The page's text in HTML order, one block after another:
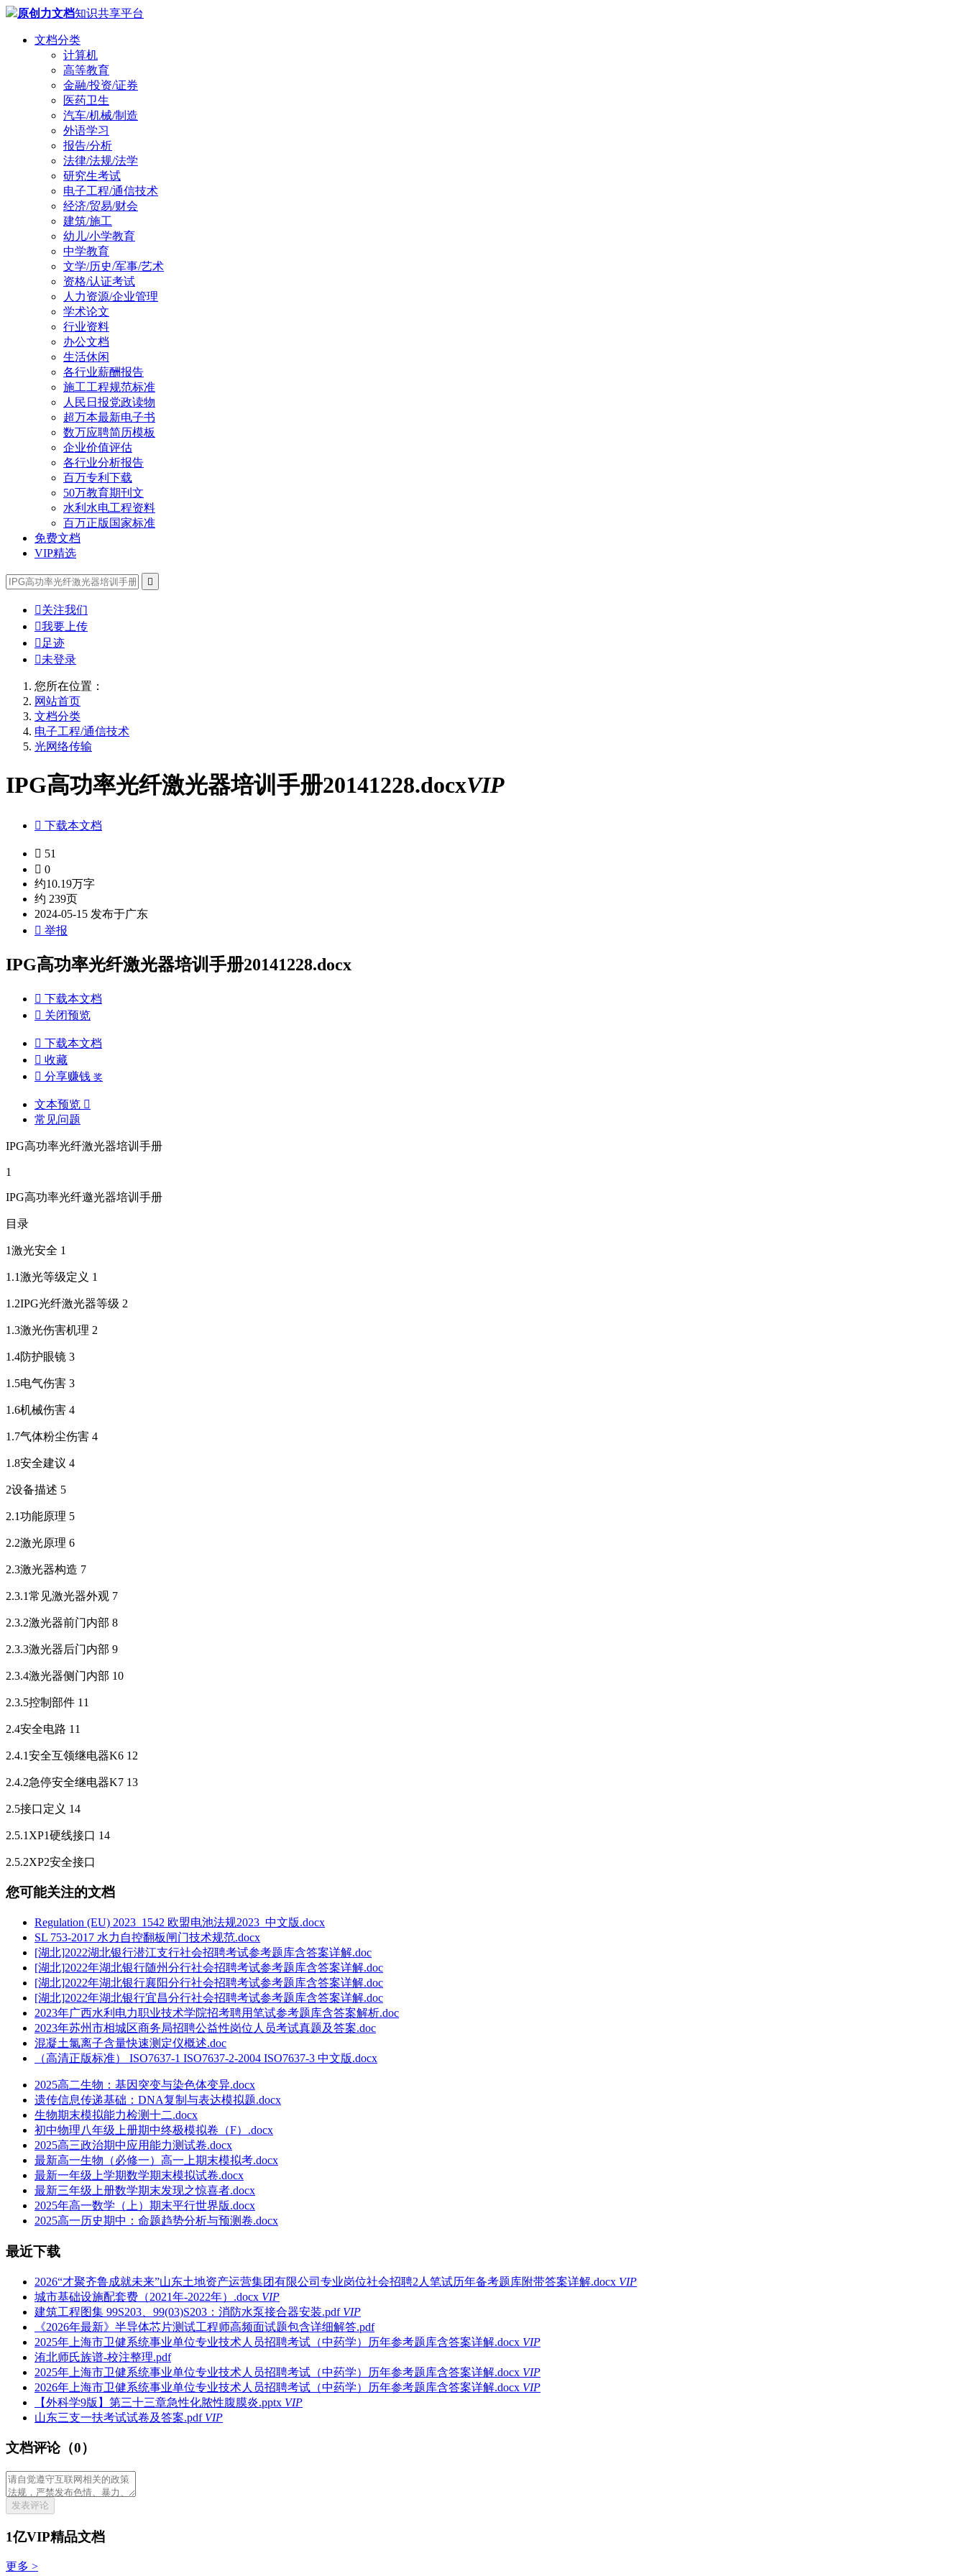
原创力文档知识共享平台
文档分类
计算机
高等教育
金融/投资/证券
医药卫生
汽车/机械/制造
外语学习
报告/分析
法律/法规/法学
研究生考试
电子工程/通信技术
经济/贸易/财会
建筑/施工
幼儿/小学教育
中学教育
文学/历史/军事/艺术
资格/认证考试
人力资源/企业管理
学术论文
行业资料
办公文档
生活休闲
各行业薪酬报告
施工工程规范标准
人民日报党政读物
超万本最新电子书
数万应聘简历模板
企业价值评估
各行业分析报告
百万专利下载
50万教育期刊文
水利水电工程资料
百万正版国家标准
免费文档
VIP精选

关注我们
我要上传
 足迹
未登录
您所在位置：
网站首页
文档分类
电子工程/通信技术
光网络传输
IPG高功率光纤激光器培训手册20141228.docxVIP
 下载本文档
 51
 0
约10.19万字
约 239页
2024-05-15 发布于广东
 举报
IPG高功率光纤激光器培训手册20141228.docx
 下载本文档
 关闭预览
 下载本文档
 收藏
 分享赚钱 奖
文本预览 
常见问题
IPG高功率光纤激光器培训手册
1
IPG高功率光纤邀光器培训手册
目录
1激光安全 1
1.1激光等级定义 1
1.2IPG光纤激光器等级 2
1.3激光伤害机理 2
1.4防护眼镜 3
1.5电气伤害 3
1.6机械伤害 4
1.7气体粉尘伤害 4
1.8安全建议 4
2设备描述 5
2.1功能原理 5
2.2激光原理 6
2.3激光器构造 7
2.3.1常见激光器外观 7
2.3.2激光器前门内部 8
2.3.3激光器后门内部 9
2.3.4激光器侧门内部 10
2.3.5控制部件 11
2.4安全电路 11
2.4.1安全互领继电器K6 12
2.4.2急停安全继电器K7 13
2.5接口定义 14
2.5.1XP1硬线接口 14
2.5.2XP2安全接口
您可能关注的文档
Regulation (EU) 2023_1542 欧盟电池法规2023_中文版.docx
SL 753-2017 水力自控翻板闸门技术规范.docx
[湖北]2022湖北银行潜江支行社会招聘考试参考题库含答案详解.doc
[湖北]2022年湖北银行随州分行社会招聘考试参考题库含答案详解.doc
[湖北]2022年湖北银行襄阳分行社会招聘考试参考题库含答案详解.doc
[湖北]2022年湖北银行宜昌分行社会招聘考试参考题库含答案详解.doc
2023年广西水利电力职业技术学院招考聘用笔试参考题库含答案解析.doc
2023年苏州市相城区商务局招聘公益性岗位人员考试真题及答案.doc
混凝土氯离子含量快速测定仪概述.doc
（高清正版标准） ISO7637-1 ISO7637-2-2004 ISO7637-3 中文版.docx
2025高二生物：基因突变与染色体变异.docx
遗传信息传递基础：DNA复制与表达模拟题.docx
生物期末模拟能力检测十二.docx
初中物理八年级上册期中终极模拟卷（F）.docx
2025高三政治期中应用能力测试卷.docx
最新高一生物（必修一）高一上期末模拟考.docx
最新一年级上学期数学期末模拟试卷.docx
最新三年级上册数学期末发现之惊喜者.docx
2025年高一数学（上）期末平行世界版.docx
2025高一历史期中：命题趋势分析与预测卷.docx
最近下载
2026“才聚齐鲁成就未来”山东土地资产运营集团有限公司专业岗位社会招聘2人笔试历年备考题库附带答案详解.docx VIP
城市基础设施配套费（2021年-2022年）.docx VIP
建筑工程图集 99S203、99(03)S203：消防水泵接合器安装.pdf VIP
《2026年最新》半导体芯片测试工程师高频面试题包含详细解答.pdf
2025年上海市卫健系统事业单位专业技术人员招聘考试（中药学）历年参考题库含答案详解.docx VIP
洧北师氏族谱-校注整理.pdf
2025年上海市卫健系统事业单位专业技术人员招聘考试（中药学）历年参考题库含答案详解.docx VIP
2026年上海市卫健系统事业单位专业技术人员招聘考试（中药学）历年参考题库含答案详解.docx VIP
【外科学9版】第三十三章急性化脓性腹膜炎.pptx VIP
山东三支一扶考试试卷及答案.pdf VIP
文档评论（0）
发表评论
1亿VIP精品文档
更多 >